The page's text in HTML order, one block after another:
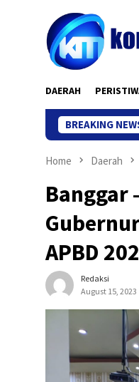
DAERAH
BREAKING
Home Daerah
Banggar
APBD
Redaksi
August 15, 2023